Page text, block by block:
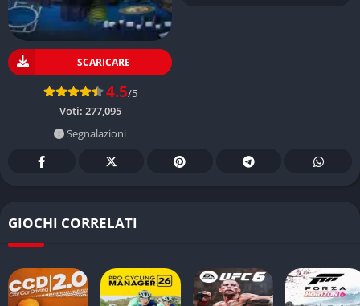
SCARICARE
4.5/5
Voti: 277,095
Segnalazioni
GIOCHI CORRELATI